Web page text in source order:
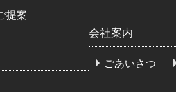
提案
会社案内
ごあいさつ